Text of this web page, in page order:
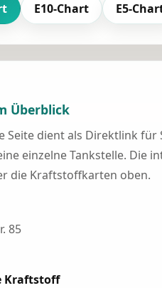
E10-Chart E5-
Überblick
Seite dient als Direktlink für
einzelne Tankstelle. Die
die Kraftstoffkarten oben.
85
Kraftstoff